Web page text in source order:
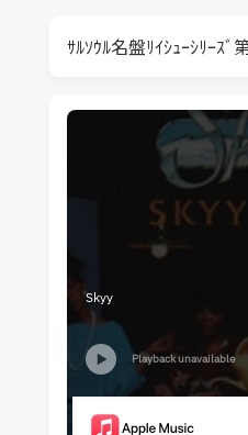
ｻﾙｿｳﾙ名盤ﾘｲｼｭｰｼﾘｰｽﾞ